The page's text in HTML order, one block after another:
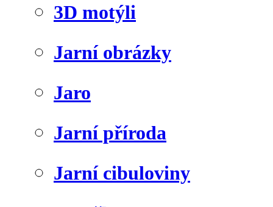
3D motýli
Jarní obrázky
Jaro
Jarní příroda
Jarní cibuloviny